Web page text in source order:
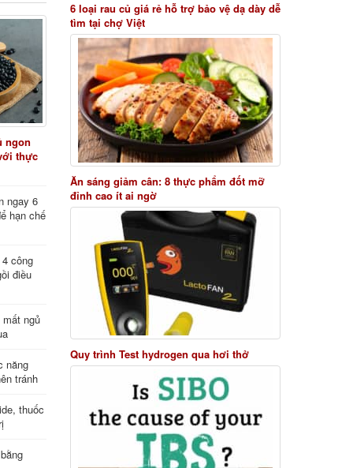
ngon
thực
ngay 6
hạn chế
công
điều
ngủ
năng
tránh
thuốc
6 loại rau củ giá rẻ hỗ trợ bảo vệ dạ dày dễ
tìm tại chợ Việt
Ăn sáng giảm cân: 8 thực phẩm đốt mỡ
đỉnh cao ít ai ngờ
Quy trình Test hydrogen qua hơi thở